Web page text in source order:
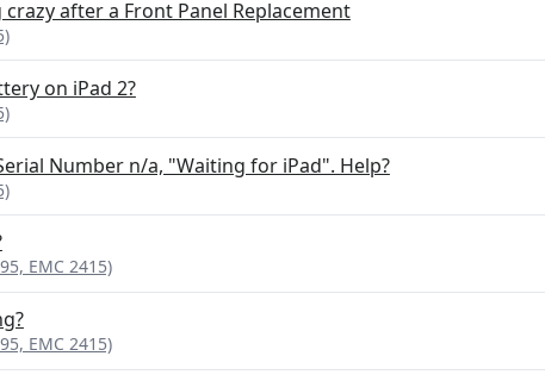
after a Front Panel Replacement
on iPad 2?
Number n/a, "Waiting for iPad". Help?
EMC 2415)
EMC 2415)